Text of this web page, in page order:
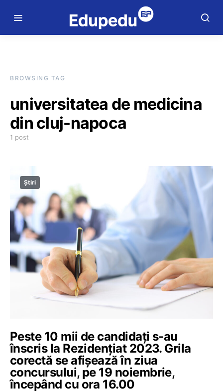
BROWSING TAG
universitatea de medicina
din cluj-napoca
1 post
Știri
Peste 10 mii de candidați s-au
înscris la Rezidențiat 2023. Grila
corectă se afișează în ziua
concursului, pe 19 noiembrie,
începând cu ora 16.00